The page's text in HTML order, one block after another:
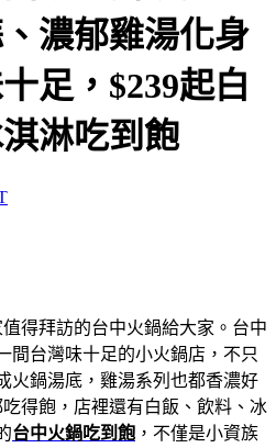
濃郁雞湯化身
足，$239起白
淋吃到飽
得拜訪的台中火鍋給大家。台中
間台灣味十足的小火鍋店，不只
火鍋湯底，雞湯系列也都香濃好
得飽，店裡還有白飯、飲料、冰
台中火鍋吃到飽 ，不僅是小資族